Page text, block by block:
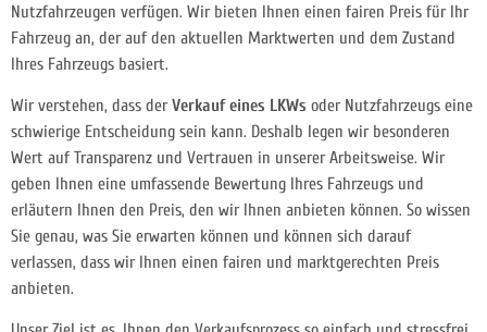
Nutzfahrzeugen verfügen. Wir bieten Ihnen einen fairen Preis für Ihr
Fahrzeug an, der auf den aktuellen Marktwerten und dem Zustand
Ihres Fahrzeugs basiert.
Wir verstehen, dass derVerkauf eines LKWs oder Nutzfahrzeugs eine
schwierige Entscheidung sein kann. Deshalb legen wir besonderen
Wert auf Transparenz und Vertrauen in unserer Arbeitsweise. Wir
geben Ihnen eine umfassende Bewertung Ihres Fahrzeugs und
erläutern Ihnen den Preis, den wir Ihnen anbieten können. So wissen
Sie genau, was Sie erwarten können und können sich darauf
verlassen, dass wir Ihnen einen fairen und marktgerechten Preis
anbieten.